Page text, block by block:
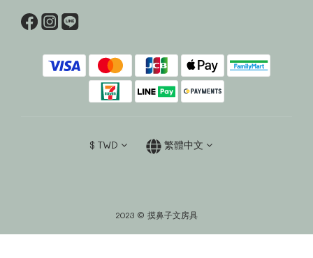
$ TWD 繁體中文
2023 © 摸鼻子文房具